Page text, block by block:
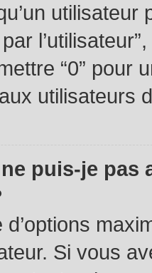
“0” pour
utilisateurs
puis-je pas
d’options
Si vous